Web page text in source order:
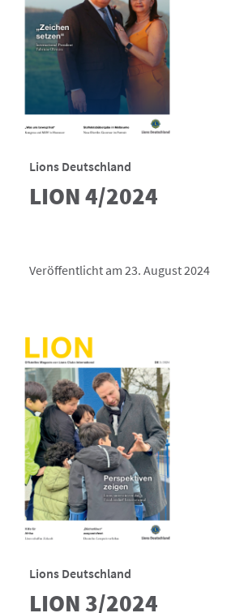
Lions Deutschland
LION 4/2024
Veröffentlicht am 23. August 2024
Lions Deutschland
LION 3/2024